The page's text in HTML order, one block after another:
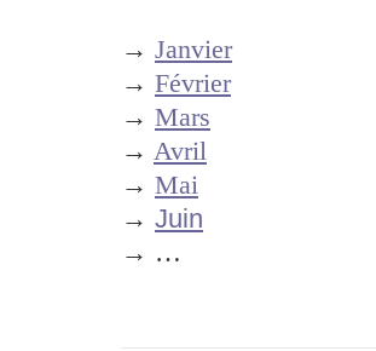
→ Janvier
→ Février
→ Mars
→ Avril
→ Mai
→ Juin
→ …